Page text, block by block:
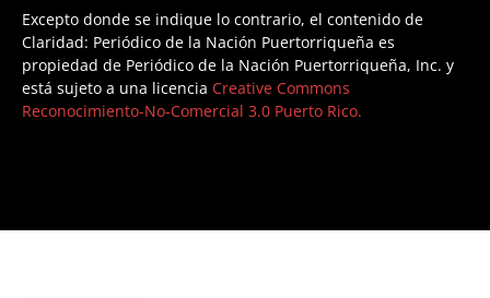
Excepto donde se indique lo contrario, el contenido de
Claridad: Periódico de la Nación Puertorriqueña es
propiedad de Periódico de la Nación Puertorriqueña, Inc. y
está sujeto a una licencia Creative Commons
Reconocimiento-No-Comercial 3.0 Puerto Rico.